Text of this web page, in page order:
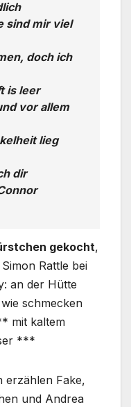
sind mir viel
doch ich
is leer
vor allem
lieg
dir
gekocht,
Rattle bei
an der Hütte
schmecken
mit kaltem
***
erzählen Fake,
und Andrea